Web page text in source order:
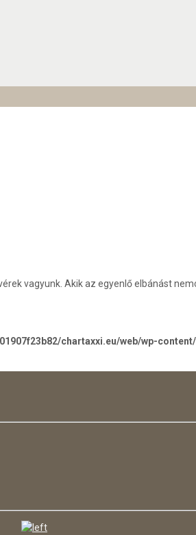
vagyunk. Akik az egyenlő elbánást
chartaxxi.eu/web/wp-